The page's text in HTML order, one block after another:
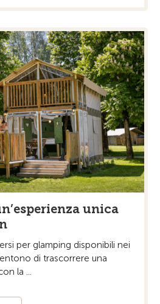
unica
per glamping disponibili nei
di trascorrere una
la ...